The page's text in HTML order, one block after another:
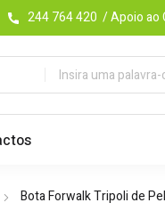
244 764 420 / Apoio ao
Bota Forwalk Tripoli de